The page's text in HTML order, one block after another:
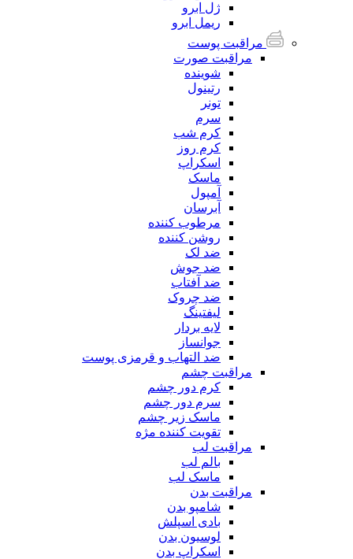
ژل ابرو
ریمل ابرو
مراقبت پوست
مراقبت صورت
شوینده
رتینول
تونر
سرم
کرم شب
کرم روز
اسکراپ
ماسک
آمپول
آبرسان
مرطوب کننده
روشن کننده
ضد لک
ضد جوش
ضد آفتاب
ضد چروک
لیفتینگ
لایه بردار
جوانساز
ضد التهاب و قرمزی پوست
مراقبت چشم
کرم دور چشم
سرم دور چشم
ماسک زیر چشم
تقویت کننده مژه
مراقبت لب
بالم لب
ماسک لب
مراقبت بدن
شامپو بدن
بادی اسپلش
لوسیون بدن
اسکراپ بدن